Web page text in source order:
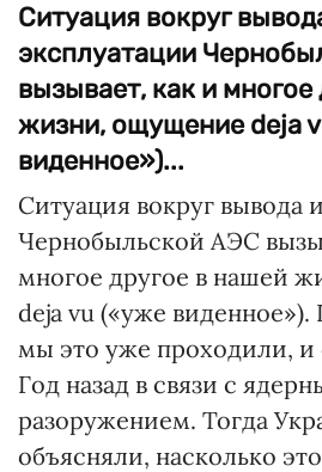
Ситуация вокруг
эксплуатации
вызывает, как и
жизни, ощущение deja
виденное»)...
Ситуация вокруг вывода
Чернобыльской АЭС
многое другое в нашей
deja vu («уже
мы это уже проходили, и
Год назад в связи с
разоружением. Тогда
объясняли, насколько